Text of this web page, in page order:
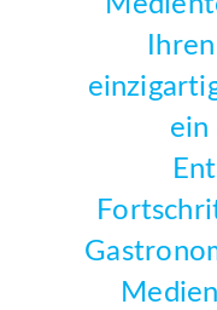
ein